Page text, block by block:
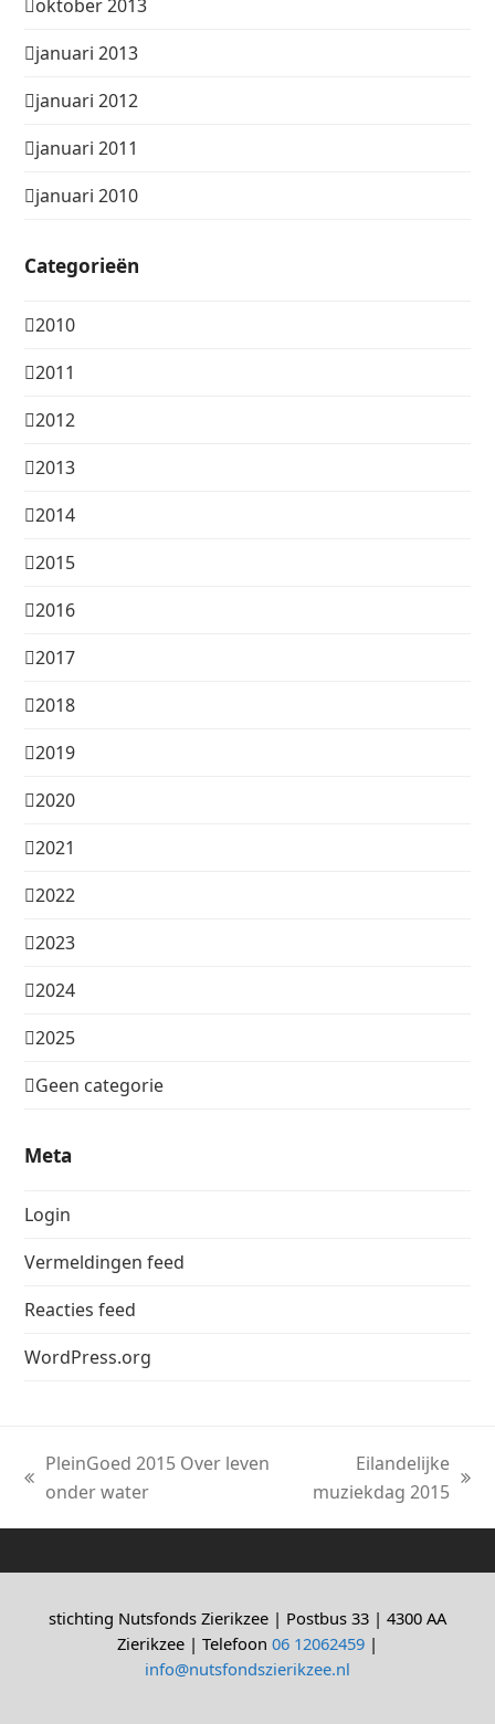
oktober 2013
januari 2013
januari 2012
januari 2011
januari 2010
Categorieën
2010
2011
2012
2013
2014
2015
2016
2017
2018
2019
2020
2021
2022
2023
2024
2025
Geen categorie
Meta
Login
Vermeldingen feed
Reacties feed
WordPress.org
previous
PleinGoed 2015 Over leven
onder water
next
Eilandelijke
muziekdag 2015
stichting Nutsfonds Zierikzee | Postbus 33 | 4300 AA
Zierikzee | Telefoon 06 12062459 |
info@nutsfondszierikzee.nl